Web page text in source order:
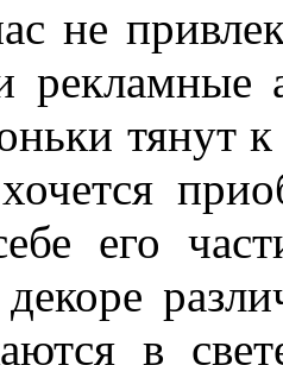
не
рекламные
тянут
его
в